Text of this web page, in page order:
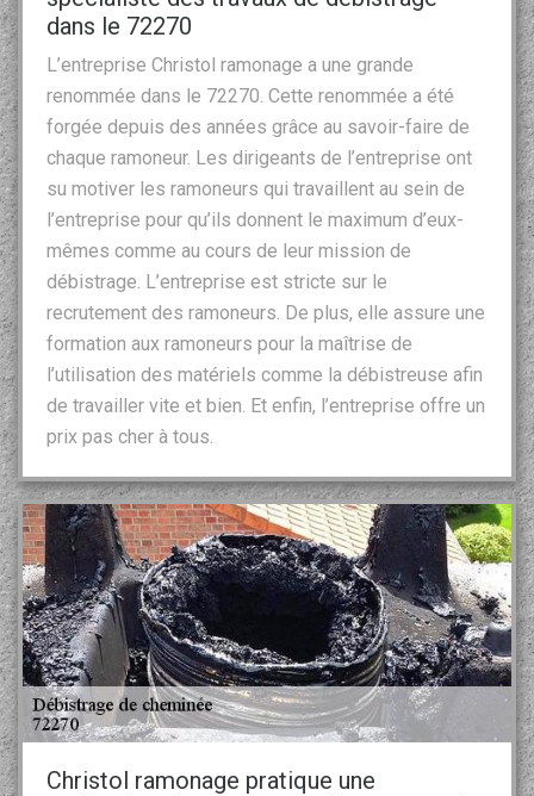
dans le 72270
L’entreprise Christol ramonage a une grande
renommée dans le 72270. Cette renommée a été
forgée depuis des années grâce au savoir-faire de
chaque ramoneur. Les dirigeants de l’entreprise ont
su motiver les ramoneurs qui travaillent au sein de
l’entreprise pour qu’ils donnent le maximum d’eux-
mêmes comme au cours de leur mission de
débistrage. L’entreprise est stricte sur le
recrutement des ramoneurs. De plus, elle assure une
formation aux ramoneurs pour la maîtrise de
l’utilisation des matériels comme la débistreuse afin
de travailler vite et bien. Et enfin, l’entreprise offre un
prix pas cher à tous.
Christol ramonage pratique une